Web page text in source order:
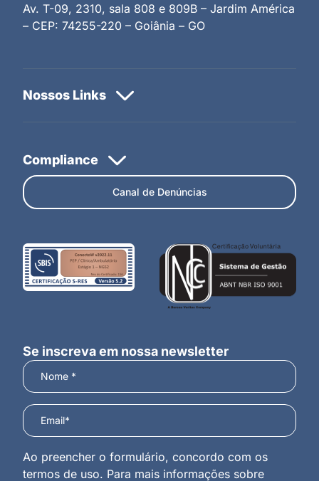
Av. T-09, 2310, sala 808 e 809B – Jardim América
– CEP: 74255-220 – Goiânia – GO
Canal de Denúncias
Se inscreva em nossa newsletter
Ao preencher o formulário, concordo com os
termos de uso. Para mais informações sobre